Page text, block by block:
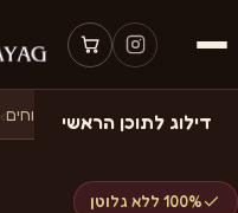
דילוג לתוכן הראשי
דף הבית›מתכונים ›בישולים ומלוחים›
100% ללא גלוטן